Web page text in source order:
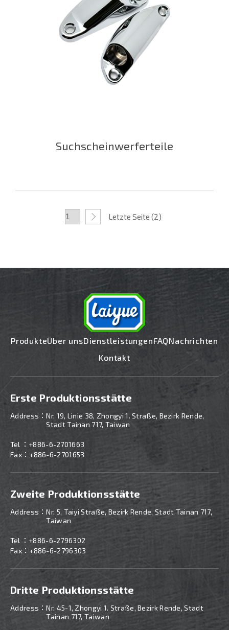
Suchscheinwerferteile
Letzte Seite (2)
ProdukteÜber unsDienstleistungenFAQNachrichten
Kontakt
Erste Produktionsstätte
Address：Nr. 19, Linie 38, Zhongyi 1. Straße, Bezirk Rende,
Stadt Tainan 717, Taiwan
Tel ： +886-6-2701663
Fax：+886-6-2701653
Zweite Produktionsstätte
Address：Nr. 5, Taiyi Straße, Bezirk Rende, Stadt Tainan 717,
Taiwan
Tel ： +886-6-2796302
Fax：+886-6-2796303
Dritte Produktionsstätte
Address：Nr. 45-1, Zhongyi 1. Straße, Bezirk Rende, Stadt
Tainan 717, Taiwan